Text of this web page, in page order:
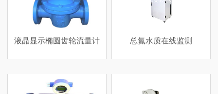
液晶显示椭圆齿轮流量计 总氮水质在线监测